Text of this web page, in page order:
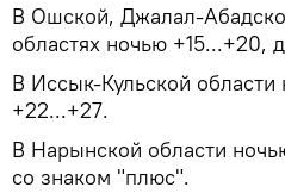
В Ошской, Джалал-
областях ночью +15...+20,
В Иссык-Кульской области
+22...+27.
В Нарынской области
со знаком "плюс".